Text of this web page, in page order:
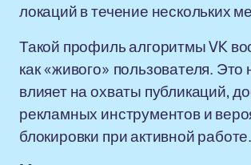
локаций в течение нескольких
Такой профиль алгоритмы VK
как «живого» пользователя.
влияет на охваты публикаций,
рекламных инструментов и
блокировки при активной работе.